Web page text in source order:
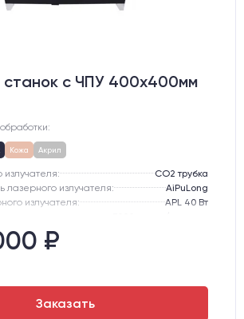
c ЧПУ 400х400мм
Кожа Акрил
излучателя:
СО2 трубка
лазерного излучателя:
AiPuLong
излучателя:
APL 40 Вт
₽
Заказать